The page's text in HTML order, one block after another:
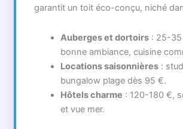
garantit un toit éco-conçu, niché
Auberges et dortoirs: 25-35
bonne ambiance, cuisine
Locations saisonnières:
bungalow plage dès 95 €.
Hôtels charme : 120-180 €,
et vue mer.